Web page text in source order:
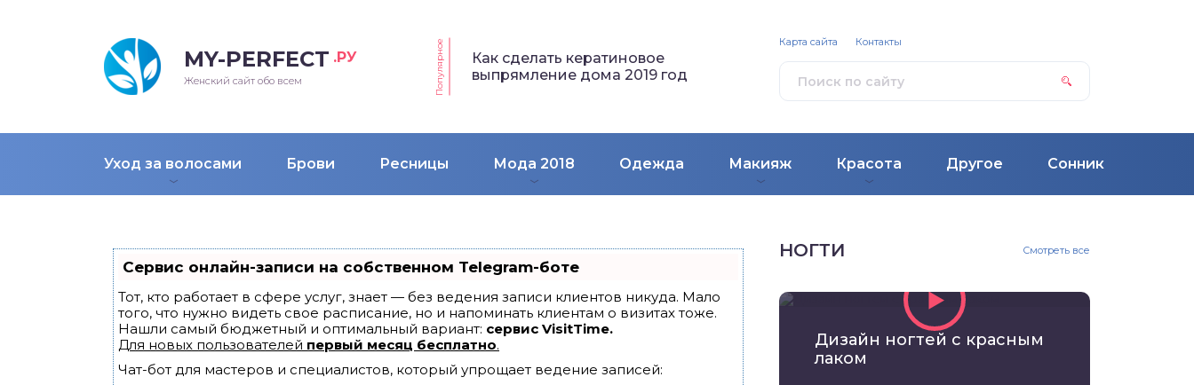
MY-PERFECT .РУ
Женский сайт обо всем Популярное
Как сделать кератиновое
выпрямление дома 2019 год
Уход за волосами Брови Ресницы Мода 2018 Одежда Макияж Красота Другое Сонник
Карта сайта Контакты
Сервис онлайн-записи на собственном Telegram-боте
Тот, кто работает в сфере услуг, знает — без ведения записи клиентов никуда. Мало
того, что нужно видеть свое расписание, но и напоминать клиентам о визитах тоже.
Нашли самый бюджетный и оптимальный вариант: сервис VisitTime.
Для новых пользователей первый месяц бесплатно.
Чат-бот для мастеров и специалистов, который упрощает ведение записей:
НОГТИ Смотреть все
Дизайн ногтей с красным
лаком
прически 2018
стрижки 2018